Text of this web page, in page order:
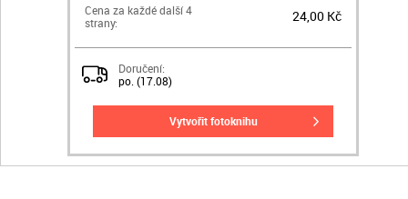
Cena za každé další 4
strany:
24,00 Kč
Doručení:
po. (17.08)
vytvořit fotoknihu